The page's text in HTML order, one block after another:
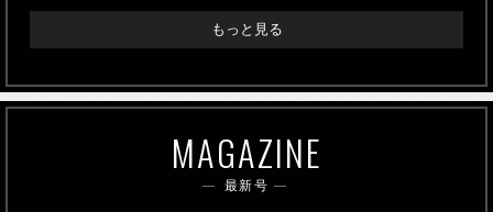
もっと見る
MAGAZINE
最新号